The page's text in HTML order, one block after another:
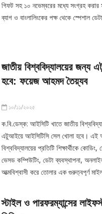
গিফট সহ ১০ নভেম্বরের মধ্যে সংগ্রহ করার
ব্যাগ ও বাংলালিংকের পক্ষ থেকে স্পেশাল
জাতীয় বিশ্ববিদ্যালয়ের জন্য
হবে: ফয়েজ আহমদ তৈয়্যব
১০/১১/২০২৫
ক.বি.ডেস্ক: আইসিটি খাতে জাতীয়
এটুআইয়ে আইসিটিসি সেল খোলা হবে। এই
বিশ্ববিদ্যালয়ের প্রতিটি শিক্ষার্থীকে
ভেসড কম্পিউটিং, ডেটা ব্যবস্থাপনা,
আত্মবিশ্বাসী করে তোলার এক গুরুত্বপূর্ণ
স্টাইল ও পারফরম্যান্সের